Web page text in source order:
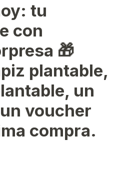
tu
con
🎁
plantable,
un
voucher
compra.